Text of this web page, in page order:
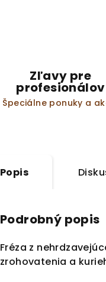
Zľavy pre
profesionálov
Špeciálne ponuky a
Popis
Podrobný popis
Fréza z
zrohovatenia a